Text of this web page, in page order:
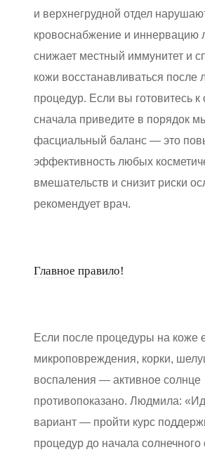
и верхнегрудной отдел
кровоснабжение и иннервацию
снижает местный иммунитет и
кожи восстанавливаться после
процедур. Если вы готовитесь к
сначала приведите в порядок
фасциальный баланс — это
эффективность любых
вмешательств и снизит риски
рекомендует врач.
Главное правило!
Если после процедуры на коже
микроповреждения, корки,
воспаления — активное солнце
противопоказано. Людмила:
вариант — пройти курс
процедур до начала солнечного